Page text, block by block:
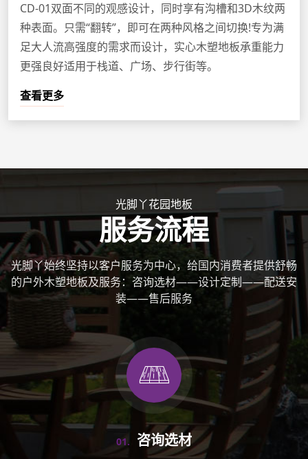
CD-01双面不同的观感设计，同时享有沟槽和3D木纹两
种表面。只需“翻转”，即可在两种风格之间切换!专为满
足大人流高强度的需求而设计，实心木塑地板承重能力
更强良好适用于栈道、广场、步行街等。
查看更多
光脚丫花园地板
服务流程
光脚丫始终坚持以客户服务为中心，给国内消费者提供舒畅
的户外木塑地板及服务：咨询选材——设计定制——配送安
装——售后服务
01. 咨询选材